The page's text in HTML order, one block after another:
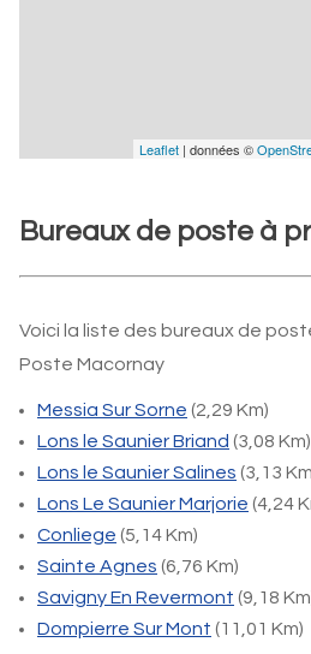
Leaflet | données ©
Bureaux de poste à
Voici la liste des bureaux de
Poste Macornay
Messia Sur Sorne (2,29 Km)
Lons le Saunier Briand (3,08 Km)
Lons le Saunier Salines (3,13
Lons Le Saunier Marjorie (4,24
Conliege (5,14 Km)
Sainte Agnes (6,76 Km)
Savigny En Revermont (9,18
Dompierre Sur Mont (11,01 Km)